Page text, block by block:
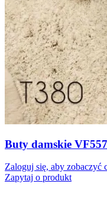
Buty damskie VF557
Zaloguj się, aby zobaczyć
Zapytaj o produkt